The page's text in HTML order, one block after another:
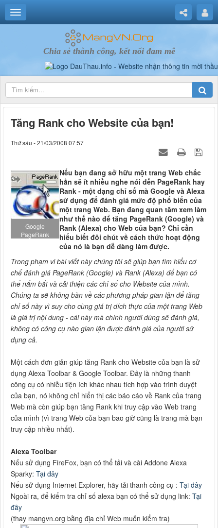
Chia sẻ thành công, kết nối đam mê
Tăng Rank cho Website của bạn!
Thứ sáu - 21/03/2008 07:57
Google
PageRank
Nếu bạn đang sở hữu một trang Web chắc
hẳn sẽ ít nhiều nghe nói đến PageRank hay
Rank - một dạng chỉ số mà Google và Alexa
sử dụng để đánh giá mức độ phổ biến của
một trang Web. Bạn đang quan tâm xem làm
như thế nào để tăng PageRank (Google) và
Rank (Alexa) cho Web của bạn? Chỉ cần
hiểu biết đôi chút về cách thức hoạt động
của nó là bạn dễ dàng làm được.
Trong phạm vi bài viết này chúng tôi sẽ giúp bạn tìm hiểu cơ
chế đánh giá PageRank (Google) và Rank (Alexa) để bạn có
thể nắm bắt và cải thiện các chỉ số cho Website của mình.
Chúng ta sẽ không bàn về các phương pháp gian lận để tăng
chỉ số này vì suy cho cùng giá trị dích thực của một trang Web
là giá trị nội dung - cái này mà chính người dùng sẽ đánh giá,
không có công cụ nào gian lận được đánh giá của người sử
dụng cả.
Một cách đơn giản giúp tăng Rank cho Website của bạn là sử
dụng Alexa Toolbar & Google Toolbar. Đây là những thanh
công cụ có nhiều tiện ích khác nhau tích hợp vào trình duyệt
của bạn, nó không chỉ hiển thị các báo cáo về Rank của trang
Web mà còn giúp bạn tăng Rank khi truy cập vào Web trang
của mình (vì trang Web của bạn bao giờ cũng là trang mà bạn
truy cập nhiều nhất).
Alexa Toolbar
Nếu sử dụng FireFox, bạn có thể tải và cài Addone Alexa
Sparky: Tại đây
Nếu sử dụng Internet Explorer, hãy tải thanh công cụ : Tại đây
Ngoài ra, để kiểm tra chỉ số alexa bạn có thể sử dụng link: Tại
đây
(thay mangvn.org bằng địa chỉ Web muốn kiểm tra)